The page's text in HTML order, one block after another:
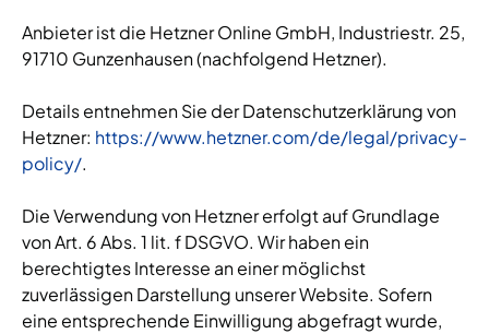
Anbieter ist die Hetzner Online GmbH, Industriestr. 25,
91710 Gunzenhausen (nachfolgend Hetzner).
Details entnehmen Sie der Datenschutzerklärung von
Hetzner: https://www.hetzner.com/de/legal/privacy-
policy/.
Die Verwendung von Hetzner erfolgt auf Grundlage
von Art. 6 Abs. 1 lit. f DSGVO. Wir haben ein
berechtigtes Interesse an einer möglichst
zuverlässigen Darstellung unserer Website. Sofern
eine entsprechende Einwilligung abgefragt wurde,